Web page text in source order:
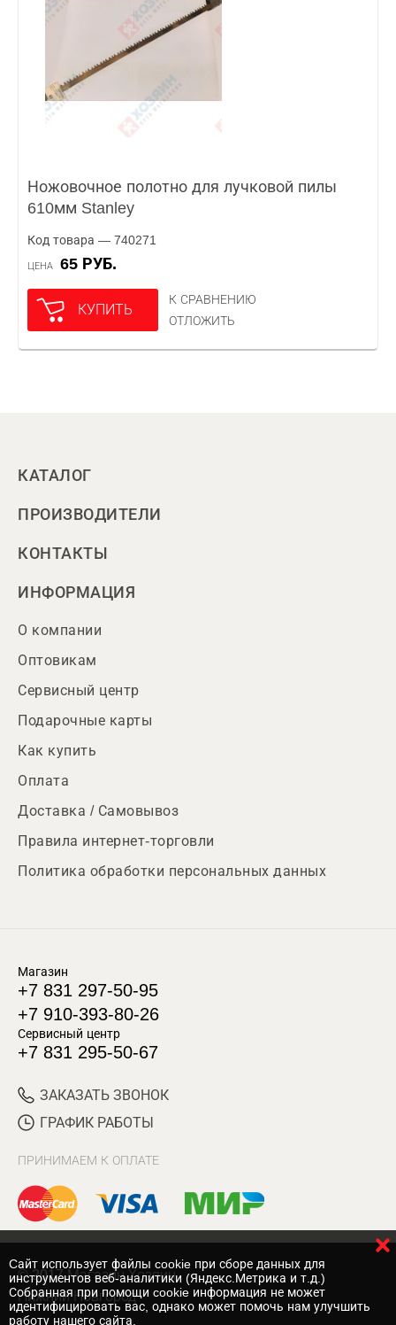
Ножовочное полотно для лучковой пилы
610мм Stanley
Код товара — 740271
ЦЕНА 65 РУБ.
КУПИТЬ
К СРАВНЕНИЮ
ОТЛОЖИТЬ
КАТАЛОГ
ПРОИЗВОДИТЕЛИ
КОНТАКТЫ
ИНФОРМАЦИЯ
О компании
Оптовикам
Сервисный центр
Подарочные карты
Как купить
Оплата
Доставка / Самовывоз
Правила интернет-торговли
Политика обработки персональных данных
Магазин
+7 831 297-50-95
+7 910-393-80-26
Сервисный центр
+7 831 295-50-67
ЗАКАЗАТЬ ЗВОНОК
ГРАФИК РАБОТЫ
ПРИНИМАЕМ К ОПЛАТЕ
© 2017 Магазин Хозяин
Нижний Новгород
Cайт использует файлы cookie при сборе данных для
инструментов веб-аналитики (Яндекс.Метрика и т.д.)
Собранная при помощи cookie информация не может
идентифицировать вас, однако может помочь нам улучшить
работу нашего сайта.